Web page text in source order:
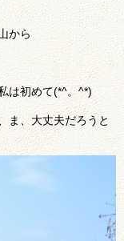
から
は初めて(*^。^*)
ま、大丈夫だろうと